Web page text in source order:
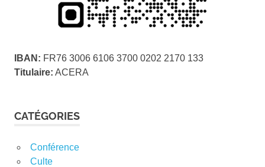
IBAN: FR76 3006 6106 3700 0202 2170 133
Titulaire: ACERA
CATÉGORIES
Conférence
Culte